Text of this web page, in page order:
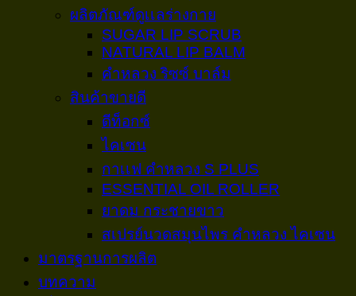
ผลิตภัณฑ์ดูเเลร่างกาย
SUGAR LIP SCRUB
NATURAL LIP BALM
คำหลวง ริซซ์ บาล์ม
สินค้าขายดี
ดีท็อกซ์
ไคเซน
กาเเฟ คำหลวง S PLUS
ESSENTIAL OIL ROLLER
ยาดม กระชายขาว
สเปรย์นวดสมุนไพร คำหลวง ไคเซน
มาตรฐานการผลิต
บทความ